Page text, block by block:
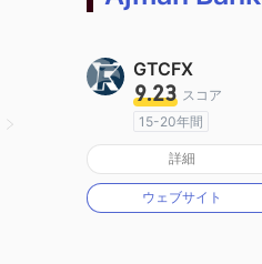
GTCFX
9.23 スコア
15-20年間
イギリス規制
マーケットメイキングライセンス（MM）
詳細
ウェブサイト